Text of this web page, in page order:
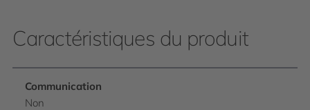
Caractéristiques du produit
Communication
Non